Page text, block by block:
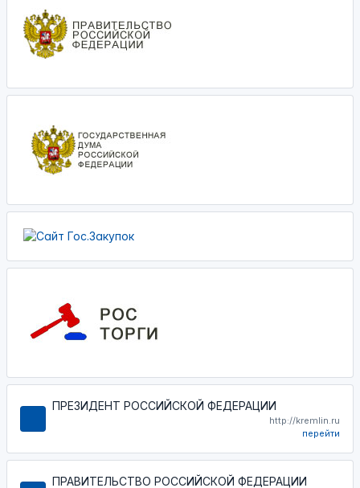
ПРЕЗИДЕНТ РОССИЙСКОЙ ФЕДЕРАЦИИ
http://kremlin.ru
перейти
ПРАВИТЕЛЬСТВО РОССИЙСКОЙ ФЕДЕРАЦИИ